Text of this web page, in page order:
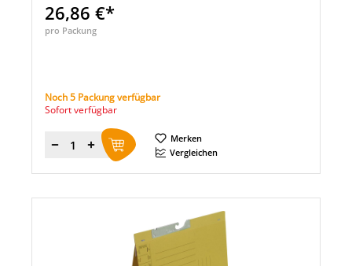
26,86 €*
pro Packung
Noch 5 Packung verfügbar
Sofort verfügbar
Menge
Merken
Vergleichen